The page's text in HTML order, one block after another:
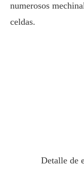
numerosos
celdas.
Detalle de